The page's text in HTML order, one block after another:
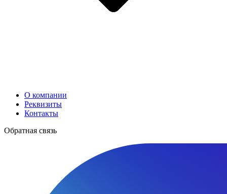
О компании
Реквизиты
Контакты
Обратная связь